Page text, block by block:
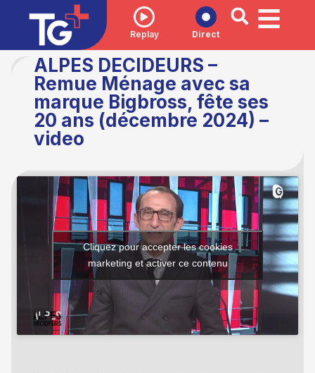
Replay Direct
ALPES DECIDEURS –
Remue Ménage avec sa
marque Bigbross, fête ses
20 ans (décembre 2024) –
video
Cliquez pour accepter les cookies
marketing et activer ce contenu